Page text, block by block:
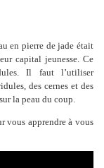
en pierre de jade était
capital jeunesse. Ce
Il faut l’utiliser
des cernes et des
la peau du coup.
vous apprendre à vous